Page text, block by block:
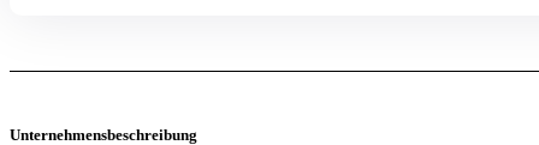
Unternehmensbeschreibung